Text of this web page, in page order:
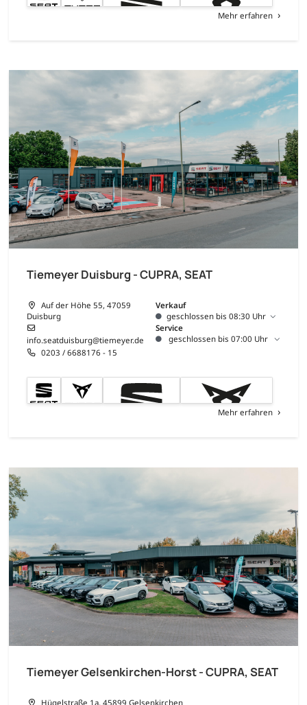
Mehr erfahren
Tiemeyer Duisburg - CUPRA, SEAT
Auf der Höhe 55, 47059
Duisburg
info.seatduisburg@tiemeyer.de
0203 / 6688176 - 15
Verkauf
geschlossen bis 08:30 Uhr
Service
geschlossen bis 07:00 Uhr
Mehr erfahren
Tiemeyer Gelsenkirchen-Horst - CUPRA, SEAT
Hügelstraße 1a, 45899 Gelsenkirchen